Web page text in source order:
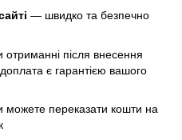
— швидко та безпечно
після внесення
є гарантією вашого
переказати кошти на